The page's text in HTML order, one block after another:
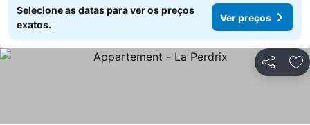
Selecione as datas para ver os preços
exatos.
Ver preços
Partilhar